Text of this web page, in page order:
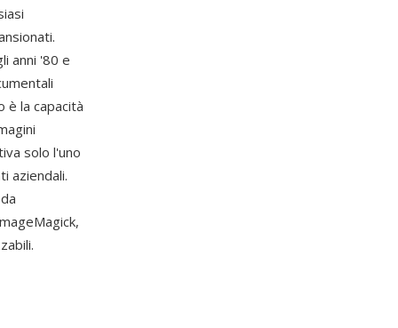
anni '80 e
è la capacità
solo l'uno
aziendali.